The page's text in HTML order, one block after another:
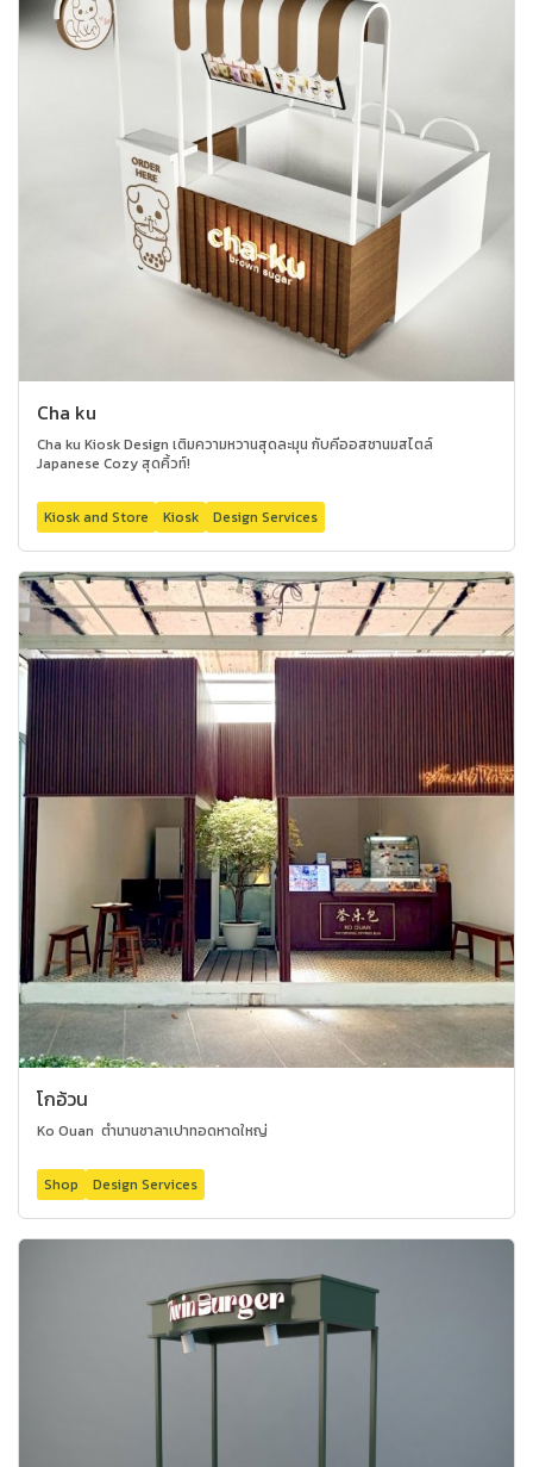
Cha ku
Cha ku Kiosk Design เติมความหวานสุดละมุน กับคีออสชานมสไตล์
Japanese Cozy สุดคิ้วท์!
Kiosk and Store Kiosk Design Services
โกอ้วน
Ko Ouan ตำนานซาลาเปาทอดหาดใหญ่
Shop Design Services